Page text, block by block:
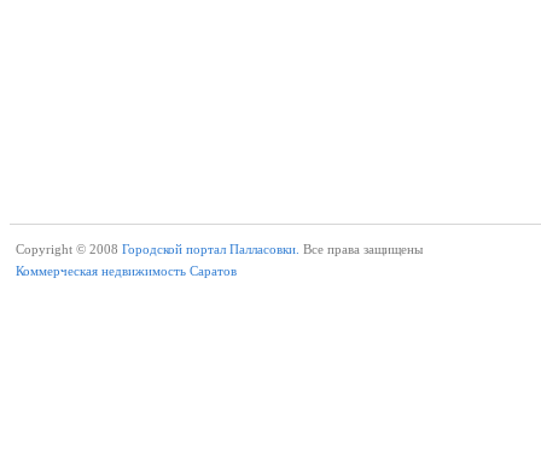
Copyright © 2008 Городской портал Палласовки. Все права защищены
Коммерческая недвижимость Саратов